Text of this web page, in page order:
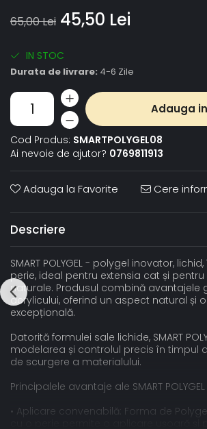
65,00 Lei 45,50 Lei
IN STOC
Durata de livrare: 4-6 Zile
Adauga
Cod Produs: SMARTPOLYGEL08
Ai nevoie de ajutor? 0769811913
Adauga la Favorite Cere
Descriere
SMART POLYGEL - polygel inovator,
perie, ideal pentru extensia cat și
naturale. Produsul combină avantajele
acrylicului, oferind un aspect natural și
excepțională.
Datorită formulei sale lichide, SMART
modelarea și controlul precis în timpul
de scurgere a materialului.
Principalele avantaje ale SMART
• Aplicare convenabilă: Forma de